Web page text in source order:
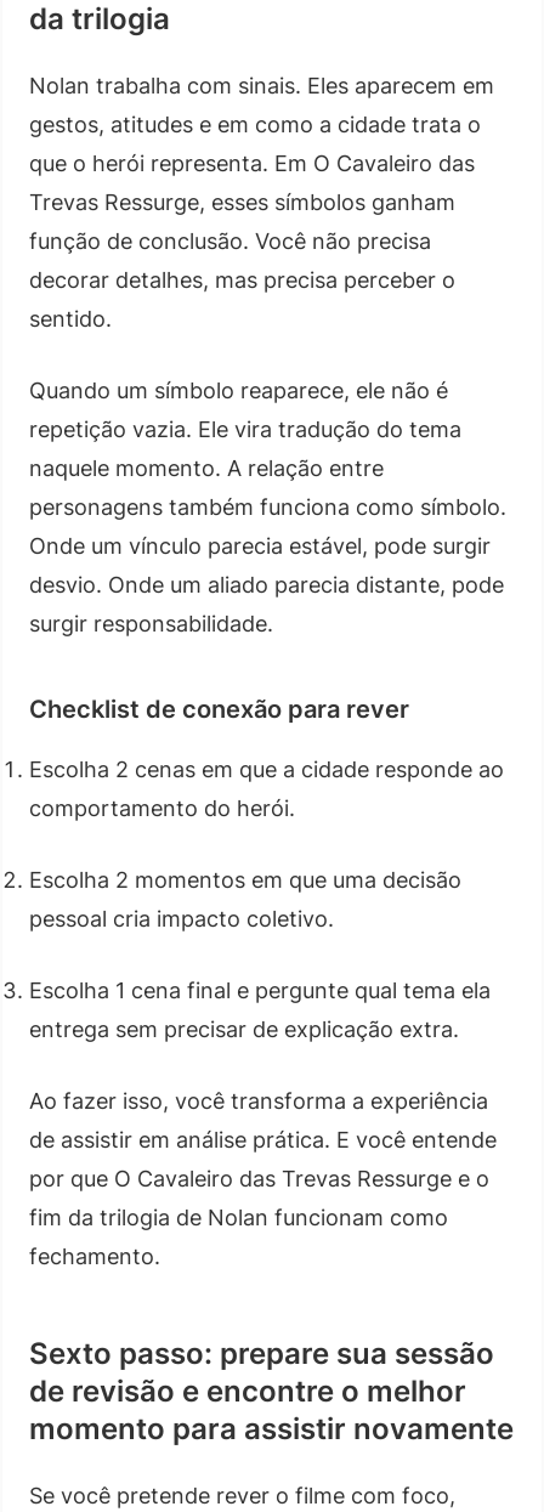
da trilogia
Nolan trabalha com sinais. Eles aparecem em
gestos, atitudes e em como a cidade trata o
que o herói representa. Em O Cavaleiro das
Trevas Ressurge, esses símbolos ganham
função de conclusão. Você não precisa
decorar detalhes, mas precisa perceber o
sentido.
Quando um símbolo reaparece, ele não é
repetição vazia. Ele vira tradução do tema
naquele momento. A relação entre
personagens também funciona como símbolo.
Onde um vínculo parecia estável, pode surgir
desvio. Onde um aliado parecia distante, pode
surgir responsabilidade.
Checklist de conexão para rever
Escolha 2 cenas em que a cidade responde ao
comportamento do herói.
Escolha 2 momentos em que uma decisão
pessoal cria impacto coletivo.
Escolha 1 cena final e pergunte qual tema ela
entrega sem precisar de explicação extra.
Ao fazer isso, você transforma a experiência
de assistir em análise prática. E você entende
por que O Cavaleiro das Trevas Ressurge e o
fim da trilogia de Nolan funcionam como
fechamento.
Sexto passo: prepare sua sessão
de revisão e encontre o melhor
momento para assistir novamente
Se você pretende rever o filme com foco,